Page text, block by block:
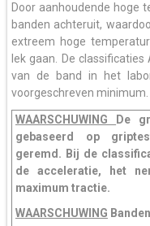
Door aanhoudende hoge
banden achteruit,
extreem hoge
lek gaan. De
van de band in het
voorgeschreven minimum.
WAARSCHUWING
De
gebaseerd op
geremd. Bij de
de acceleratie, het
maximum tractie.
WAARSCHUWING